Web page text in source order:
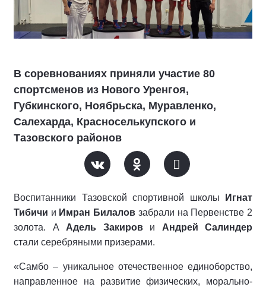
В соревнованиях приняли участие 80
спортсменов из Нового Уренгоя,
Губкинского, Ноябрьска, Муравленко,
Салехарда, Красноселькупского и
Тазовского районов
Воспитанники Тазовской спортивной школы
Игнат
Тибичи и Имран Билалов забрали на Первенстве 2
золота. А Адель Закирови Андрей Салиндер
стали серебряными призерами.
«Самбо – уникальное отечественное единоборство,
направленное на развитие физических, морально-